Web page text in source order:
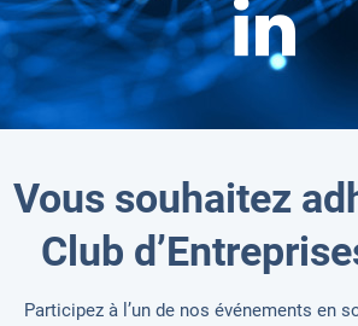
Vous souhaitez
Club
Participez à l’un de nos événements en